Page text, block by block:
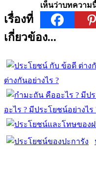
เห็นว่าบทความ
เรื่องที่
เกี่ยวข้อง...
ต่างกันอย่างไร ?
อะไร ? มีประโยชน์อย่างไ